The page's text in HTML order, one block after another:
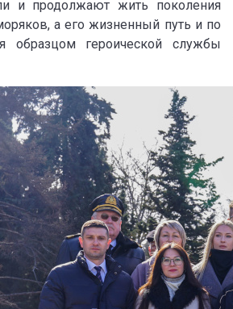
и продолжают жить поколения
а его жизненный путь и по
образцом героической службы